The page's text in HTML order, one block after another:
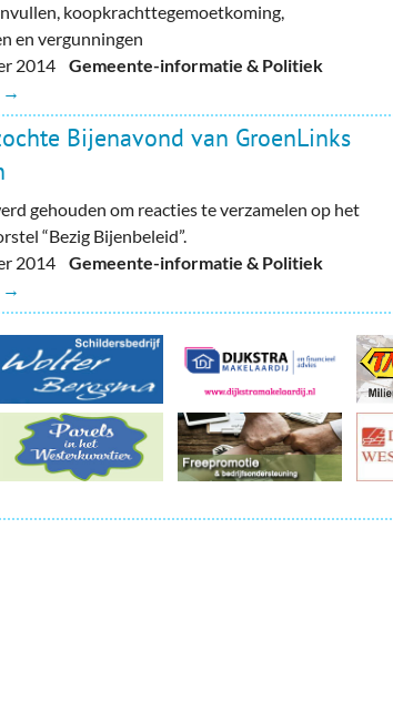
Woningaanbod
Muziek
Toerisme & Musea
Podia & Dorpshuizen
Kinderopvang
Levensbeschouwelijk
Onderwijs & jeugd
Politieke Partijen
Zuidhorners
koopkrachttegemoetkoming,
en vergunningen
2014Gemeente-informatie & Politiek
→
Bijenavond van GroenLinks
gehouden om reacties te verzamelen op het
“Bezig Bijenbeleid”.
2014Gemeente-informatie & Politiek
→